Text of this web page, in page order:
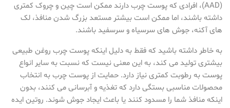
(AAD)، افرادی که پوست چرب دارند ممکن است چین و چروک کمتری
داشته باشند، اما ممکن است بیشتر مستعد بزرگ شدن منافذ، لک
های آکنه، جوش های سرسیاه و سرسفید باشند.
به خاطر داشته باشید که فقط به دلیل اینکه پوست چرب روغن طبیعی
بیشتری تولید می کند، به این معنی نیست که نسبت به سایر انواع
پوست به رطوبت کمتری نیاز دارد. حمایت از پوست چرب به انتخاب
محصولات مناسبی بستگی دارد که تغذیه و آبرسانی می کنند، بدون
اینکه منافذ شما را مسدود کنند یا باعث ایجاد جوش شوند. روتین ایده